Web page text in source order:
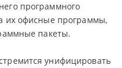
программного
их офисные программы,
пакеты.
унифицировать